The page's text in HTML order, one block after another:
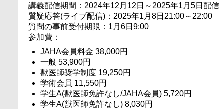
講義配信期間：2024年12月12日～2025年1月5日配信
質疑応答(ライブ配信)：2025年1月8日21:00～22:00
質問の事前受付期限：1月6日9:00
参加費：
JAHA会員料金 38,000円
一般 53,900円
獣医師奨学制度 19,250円
学術会員 11,550円
学生A(獣医師免許なし/JAHA会員) 5,720円
学生A(獣医師免許なし) 8,030円